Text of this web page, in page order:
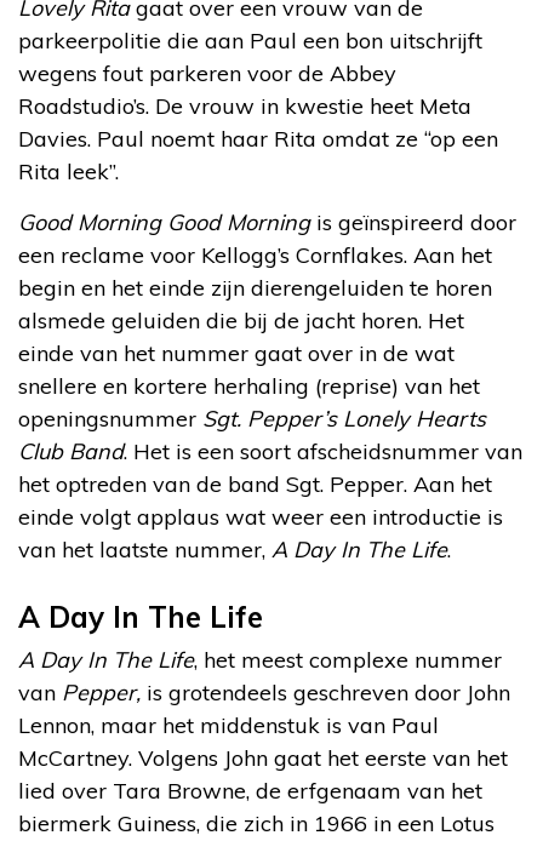
Lovely Ritagaat over een vrouw van de
parkeerpolitie die aan Paul een bon uitschrijft
wegens fout parkeren voor de Abbey
Roadstudio’s. De vrouw in kwestie heet Meta
Davies. Paul noemt haar Rita omdat ze “op een
Rita leek”.
Good Morning Good Morningis geïnspireerd door
een reclame voor Kellogg’s Cornflakes. Aan het
begin en het einde zijn dierengeluiden te horen
alsmede geluiden die bij de jacht horen. Het
einde van het nummer gaat over in de wat
snellere en kortere herhaling (reprise) van het
openingsnummer Sgt. Pepper’s Lonely Hearts
Club Band. Het is een soort afscheidsnummer van
het optreden van de band Sgt. Pepper. Aan het
einde volgt applaus wat weer een introductie is
van het laatste nummer, A Day In The Life.
A Day In The Life
A Day In The Life, het meest complexe nummer
van Pepper, is grotendeels geschreven door John
Lennon, maar het middenstuk is van Paul
McCartney. Volgens John gaat het eerste van het
lied over Tara Browne, de erfgenaam van het
biermerk Guiness, die zich in 1966 in een Lotus